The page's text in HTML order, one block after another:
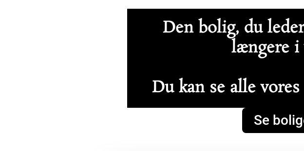
Den bolig, du
længere i
Du kan se alle
Se